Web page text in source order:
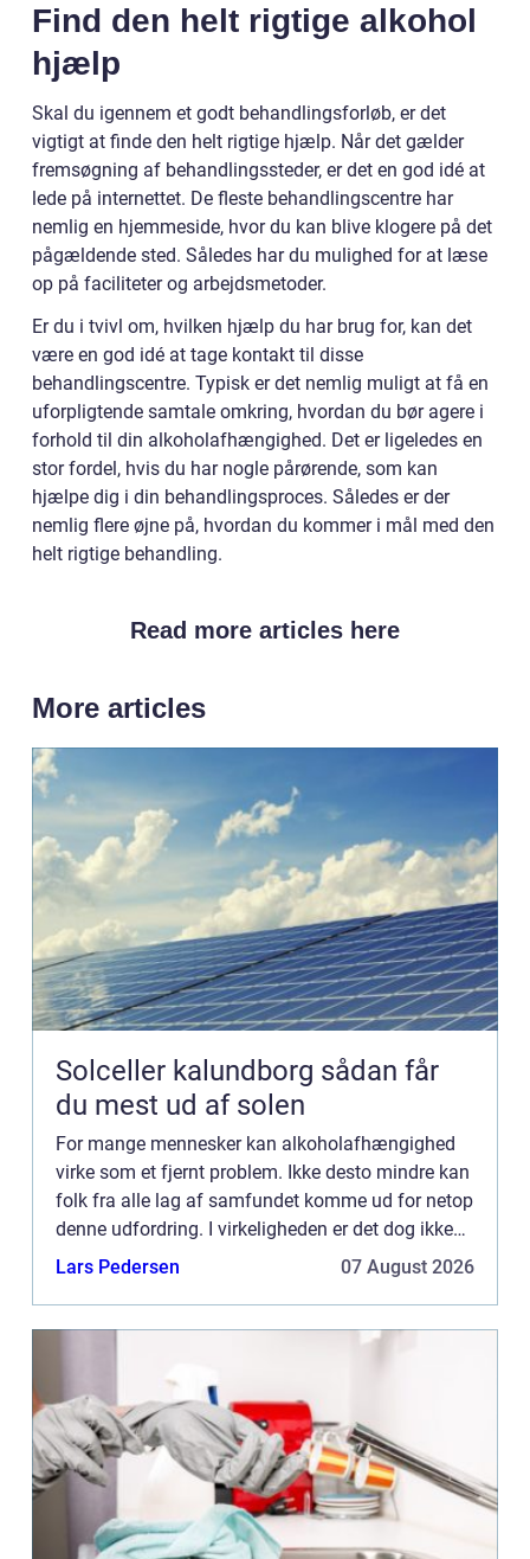
Find den helt rigtige alkohol
hjælp
Skal du igennem et godt behandlingsforløb, er det
vigtigt at finde den helt rigtige hjælp. Når det gælder
fremsøgning af behandlingssteder, er det en god idé at
lede på internettet. De fleste behandlingscentre har
nemlig en hjemmeside, hvor du kan blive klogere på det
pågældende sted. Således har du mulighed for at læse
op på faciliteter og arbejdsmetoder.
Er du i tvivl om, hvilken hjælp du har brug for, kan det
være en god idé at tage kontakt til disse
behandlingscentre. Typisk er det nemlig muligt at få en
uforpligtende samtale omkring, hvordan du bør agere i
forhold til din alkoholafhængighed. Det er ligeledes en
stor fordel, hvis du har nogle pårørende, som kan
hjælpe dig i din behandlingsproces. Således er der
nemlig flere øjne på, hvordan du kommer i mål med den
helt rigtige behandling.
Read more articles here
More articles
Solceller kalundborg sådan får
du mest ud af solen
For mange mennesker kan alkoholafhængighed
virke som et fjernt problem. Ikke desto mindre kan
folk fra alle lag af samfundet komme ud for netop
denne udfordring. I virkeligheden er det dog ikke
altid så let at sige, hvornår der er tale om et reelt
Lars Pedersen 07 August 2026